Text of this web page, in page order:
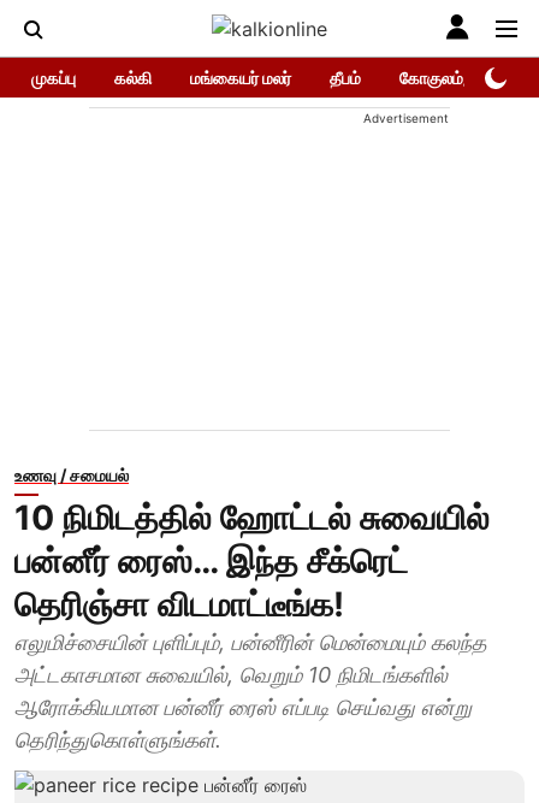
முகப்பு கல்கி மங்கையர் மலர் தீபம் கோகுலம்/
Advertisement
உணவு / சமையல்
10 நிமிடத்தில் ஹோட்டல் சுவையில்
பன்னீர் ரைஸ்… இந்த சீக்ரெட்
தெரிஞ்சா விடமாட்டீங்க!
எலுமிச்சையின் புளிப்பும், பன்னீரின் மென்மையும் கலந்த
அட்டகாசமான சுவையில், வெறும் 10 நிமிடங்களில்
ஆரோக்கியமான பன்னீர் ரைஸ் எப்படி செய்வது என்று
தெரிந்துகொள்ளுங்கள்.